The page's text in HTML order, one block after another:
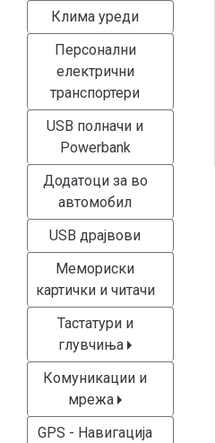
Клима уреди
Персонални
електрични
транспортери
USB полначи и
Powerbank
Додатоци за во
автомобил
USB драјвови
Мемориски
картички и читачи
Тастатури и
глувчиња
Комуникации и
мрежа
GPS - Навигација